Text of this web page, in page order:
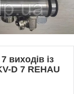
виходів із
D 7 REHAU